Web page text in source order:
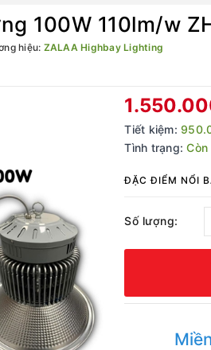
Bạn
100W 110lm/w
hiệu: ZALAA Highbay Lighting
Tiết kiệm:
Tình trạng:
ĐẶC ĐIỂM NỔI
Số lượng: